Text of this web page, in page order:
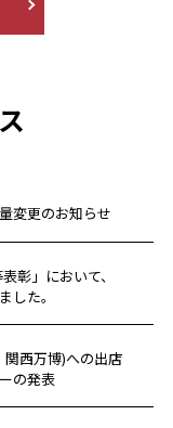
変更のお知らせ
彰」において、
した。
関西万博)への出店
の発表